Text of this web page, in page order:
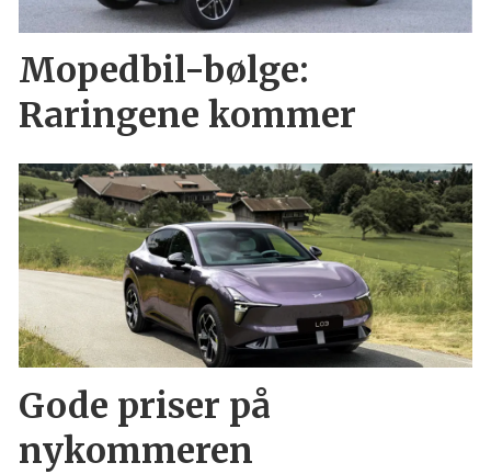
Mopedbil-bølge:
Raringene kommer
Gode priser på
nykommeren